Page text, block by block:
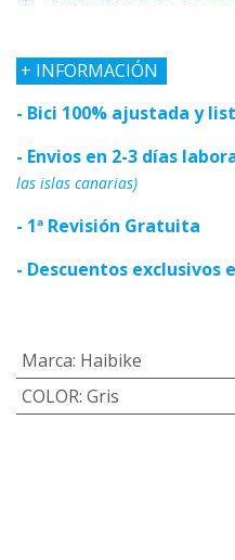
+ INFORMACIÓN
- Bici 100% ajustada y
- Envios en 2-3 días
las islas canarias)
- 1ª Revisión Gratuita
- Descuentos exclusivos
Marca: Haibike
COLOR: Gris